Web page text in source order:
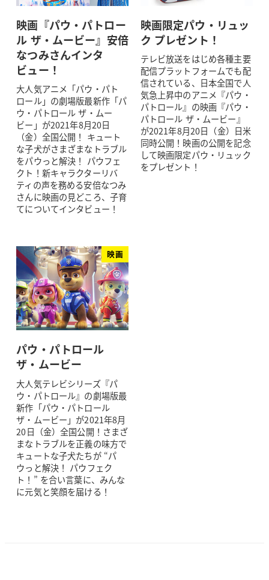
映画『パウ・パトロー
ル ザ・ムービー』安倍
なつみさんインタ
ビュー！
大人気アニメ「パウ・パト
ロール」の劇場版最新作「パ
ウ・パトロール ザ・ムー
ビー」が2021年8月20日
（金）全国公開！ キュート
な子犬がさまざまなトラブル
をパウっと解決！ パウフェ
クト！新キャラクターリバ
ティの声を務める安倍なつみ
さんに映画の見どころ、子育
てについてインタビュー！
映画限定パウ・リュッ
ク プレゼント！
テレビ放送をはじめ各種主要
配信プラットフォームでも配
信されている、日本全国で人
気急上昇中のアニメ『パウ・
パトロール』の映画『パウ・
パトロール ザ・ムービー』
が2021年8月20日（金）日米
同時公開！映画の公開を記念
して映画限定パウ・リュック
をプレゼント！
映画
パウ・パトロール
ザ・ムービー
大人気テレビシリーズ『パ
ウ・パトロール』の劇場版最
新作「パウ・パトロール
ザ・ムービー」が2021年8月
20日（金）全国公開！さまざ
まなトラブルを正義の味方で
キュートな子犬たちが “パ
ウっと解決！ パウフェク
ト！” を合い言葉に、みんな
に元気と笑顔を届ける！